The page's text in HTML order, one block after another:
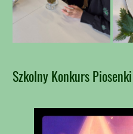
Szkolny Konkurs Piosenki